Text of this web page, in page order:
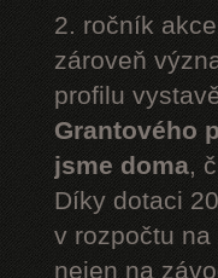
2. ročník
zároveň
profilu
Grantového
jsme doma,
Díky dotaci
v rozpočtu
nejen na